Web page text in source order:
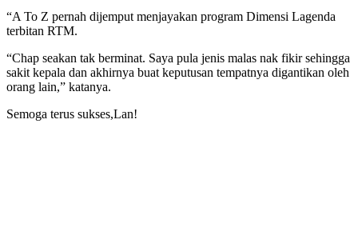
“A To Z pernah dijemput menjayakan program Dimensi Lagenda
terbitan RTM.
“Chap seakan tak berminat. Saya pula jenis malas nak fikir sehingga
sakit kepala dan akhirnya buat keputusan tempatnya digantikan oleh
orang lain,” katanya.
Semoga terus sukses,Lan!